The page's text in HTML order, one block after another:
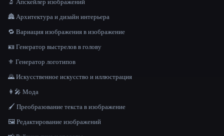
🔬 Апскейлер изображений
🏯 Архитектура и дизайн интерьера
🔁 Вариация изображения в изображение
🪪 Генератор выстрелов в голову
⚜️ Генератор логотипов
🌄 Искусственное искусство и иллюстрация
👩‍🎤 Мода
🖌️ Преобразование текста в изображение
🖼️ Редактирование изображений